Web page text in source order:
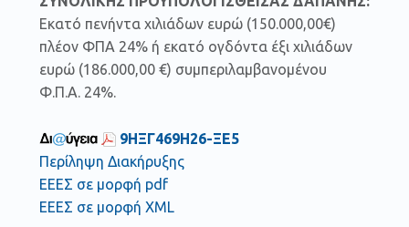
Εκατό πενήντα χιλιάδων ευρώ (150.000,00€)
πλέον ΦΠΑ 24% ή εκατό ογδόντα έξι χιλιάδων
ευρώ (186.000,00 €) συμπεριλαμβανομένου
Φ.Π.Α. 24%.
9ΗΞΓ469Η26-ΞΕ5
Περίληψη Διακήρυξης
ΕΕΕΣ σε μορφή pdf
ΕΕΕΣ σε μορφή XML